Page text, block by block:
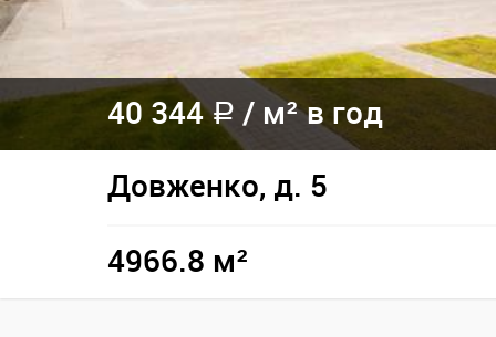
40 344a / м² в год
Довженко, д. 5
4966.8 м²